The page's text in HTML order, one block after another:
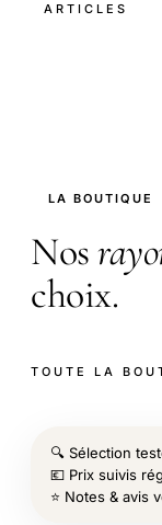
ARTICLES
LA BOUTIQUE
Nos
choix.
TOUTE LA
🔍 Sélection
💶 Prix suivis
⭐ Notes & avis